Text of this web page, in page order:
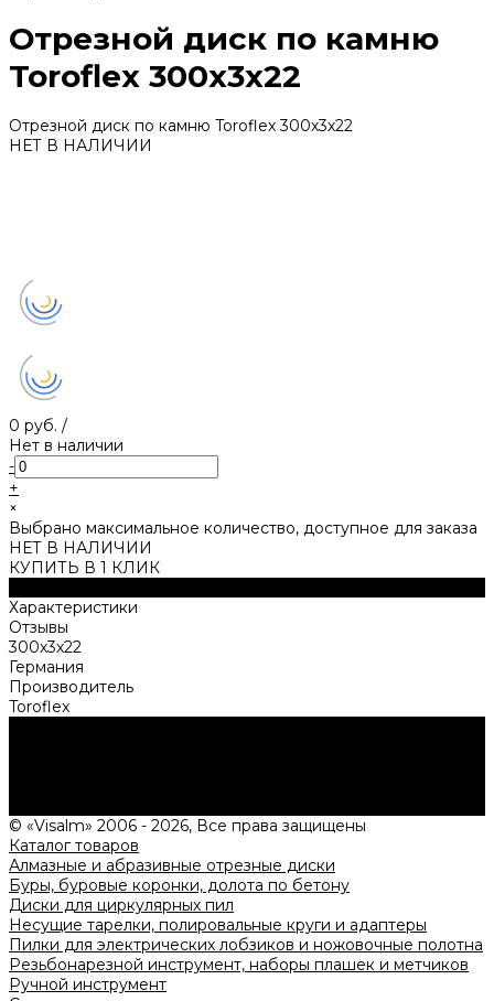
Отрезной диск по камню
Toroflex 300х3х22
Отрезной диск по камню Toroflex 300х3х22
НЕТ В НАЛИЧИИ
0 руб. /
Нет в наличии
-
+
×
Выбрано максимальное количество, доступное для заказа
НЕТ В НАЛИЧИИ
КУПИТЬ В 1 КЛИК
Характеристики
Отзывы
300х3х22
Германия
Производитель
Toroflex
© «Visalm» 2006 - 2026, Все права защищены
Каталог товаров
Алмазные и абразивные отрезные диски
Буры, буровые коронки, долота по бетону
Диски для циркулярных пил
Несущие тарелки, полировальные круги и адаптеры
Пилки для электрических лобзиков и ножовочные полотна
Резьбонарезной инструмент, наборы плашек и метчиков
Ручной инструмент